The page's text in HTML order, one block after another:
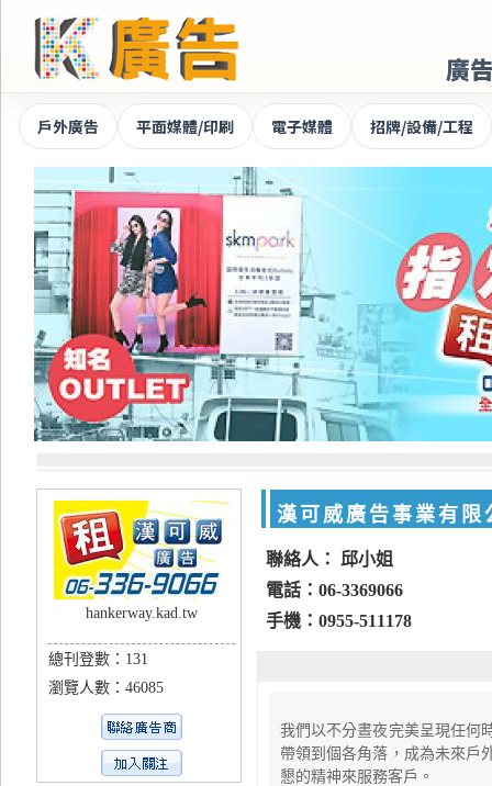
廣
戶外廣告 平面媒體/印刷 電子媒體 招牌/設備/工程
hankerway.kad.tw
總刊登數：131
瀏覽人數：46085
漢可威廣告事業有限
聯絡人： 邱小姐
電話：06-3369066
手機：0955-511178
我們以不分晝夜完美呈現任何
帶領到個各角落，成為未來戶
懇的精神來服務客戶。